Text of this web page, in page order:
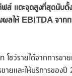
ฟส์ แตะจุดสูงที่สุดนับตั้
ผลให้ EBITDA จากก
ชว์รายได้จากการขา
ายและให้บริการขอ